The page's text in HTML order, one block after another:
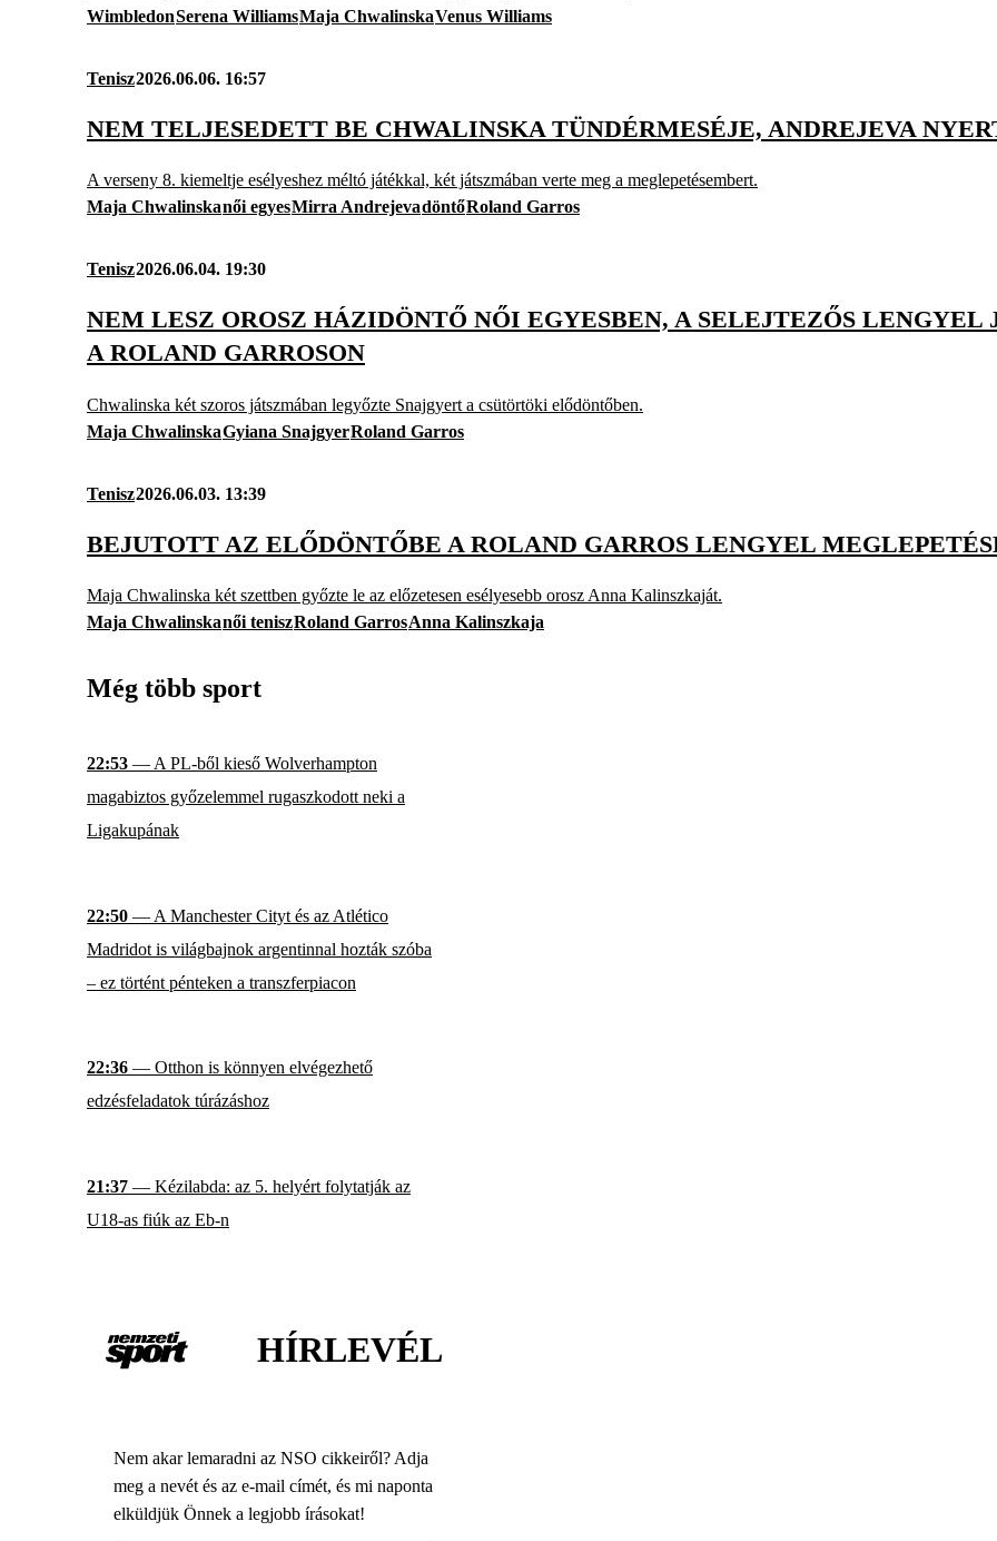
WimbledonSerena WilliamsMaja ChwalinskaVenus Williams
Tenisz2026.06.06. 16:57
NEM TELJESEDETT BE CHWALINSKA TÜNDÉRMESÉJE, ANDREJEVA
A verseny 8. kiemeltje esélyeshez méltó játékkal, két játszmában verte meg a meglepetésembert.
Maja Chwalinskanői egyesMirra AndrejevadöntőRoland Garros
Tenisz2026.06.04. 19:30
NEM LESZ OROSZ HÁZIDÖNTŐ NŐI EGYESBEN, A SELEJTEZŐS
A ROLAND GARROSON
Chwalinska két szoros játszmában legyőzte Snajgyert a csütörtöki elődöntőben.
Maja ChwalinskaGyiana SnajgyerRoland Garros
Tenisz2026.06.03. 13:39
BEJUTOTT AZ ELŐDÖNTŐBE A ROLAND GARROS LENGYEL
Maja Chwalinska két szettben győzte le az előzetesen esélyesebb orosz Anna Kalinszkaját.
Maja Chwalinskanői teniszRoland GarrosAnna Kalinszkaja
Még több sport
22:53 — A PL-ből kieső Wolverhampton
magabiztos győzelemmel rugaszkodott neki a
Ligakupának
22:50 — A Manchester Cityt és az Atlético
Madridot is világbajnok argentinnal hozták szóba
– ez történt pénteken a transzferpiacon
22:36 — Otthon is könnyen elvégezhető
edzésfeladatok túrázáshoz
21:37 — Kézilabda: az 5. helyért folytatják az
U18-as fiúk az Eb-n
HÍRLEVÉL
Nem akar lemaradni az NSO cikkeiről? Adja
meg a nevét és az e-mail címét, és mi naponta
elküldjük Önnek a legjobb írásokat!